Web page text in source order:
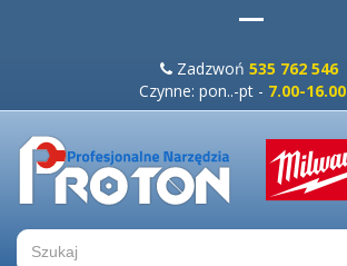
Zadzwoń 535 762 546
Czynne: pon..-pt - 7.00-16.00